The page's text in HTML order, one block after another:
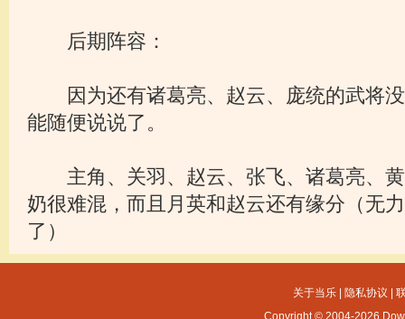
后期阵容：
因为还有诸葛亮、赵云、庞统的武将没
能随便说说了。
主角、关羽、赵云、张飞、诸葛亮、黄
奶很难混，而且月英和赵云还有缘分（无
了）
关于当乐| 隐私协议
Copyright © 2004-2026